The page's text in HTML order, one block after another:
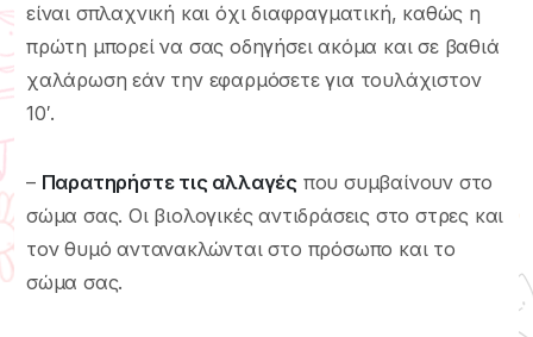
είναι σπλαχνική και όχι διαφραγματική, καθώς η
πρώτη μπορεί να σας οδηγήσει ακόμα και σε βαθιά
χαλάρωση εάν την εφαρμόσετε για τουλάχιστον
10′.
– Παρατηρήστε τις αλλαγές που συμβαίνουν στο
σώμα σας. Οι βιολογικές αντιδράσεις στο στρες και
τον θυμό αντανακλώνται στο πρόσωπο και το
σώμα σας.